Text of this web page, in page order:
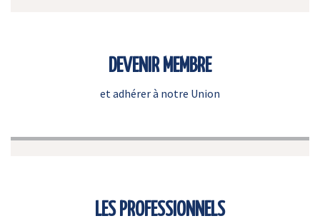
DEVENIR MEMBRE
et adhérer à notre Union
LES PROFESSIONNELS